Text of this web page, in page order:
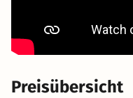
Preisübersicht